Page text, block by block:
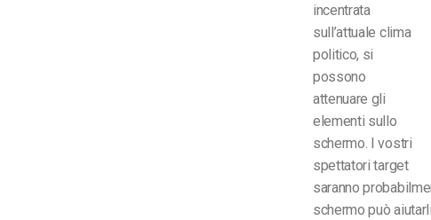
incentrata
sull’attuale clima
politico, si
possono
attenuare gli
elementi sullo
schermo. I vostri
spettatori target
saranno
schermo può